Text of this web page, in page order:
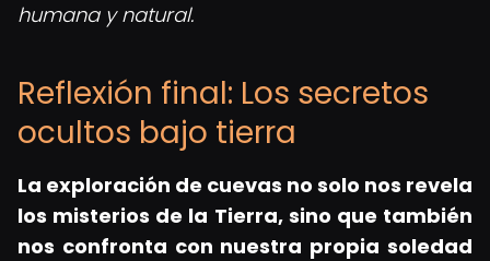
humana y natural.
Reflexión final: Los secretos
ocultos bajo tierra
La exploración de cuevas no solo nos revela
los misterios de la Tierra, sino que también
nos confronta con nuestra propia soledad